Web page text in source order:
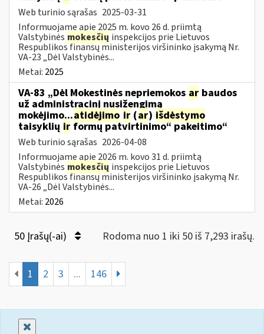
Web turinio sąrašas 2025-03-31
Informuojame apie 2025 m. kovo 26 d. priimtą
Valstybinės mokesčių inspekcijos prie Lietuvos
Respublikos finansų ministerijos viršininko įsakymą Nr.
VA-23 „Dėl Valstybinės...
Metai: 2025
VA-83 „Dėl Mokestinės nepriemokos ar baudos
už administracinį nusižengimą
mokėjimo...atidėjimo ir (ar) išdėstymo
taisyklių ir formų patvirtinimo“ pakeitimo“
Web turinio sąrašas 2026-04-08
Informuojame apie 2026 m. kovo 31 d. priimtą
Valstybinės mokesčių inspekcijos prie Lietuvos
Respublikos finansų ministerijos viršininko įsakymą Nr.
VA-26 „Dėl Valstybinės...
Metai: 2026
50 Įrašų(-ai) Rodoma nuo 1 iki 50 iš 7,293 irašų.
1 2 3 ... 146